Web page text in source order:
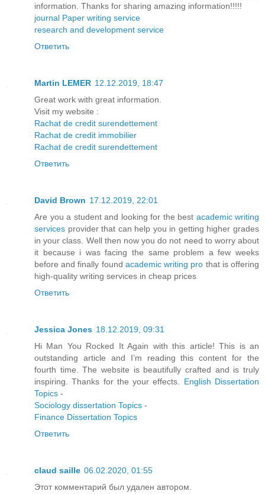
information. Thanks for sharing amazing information!!!!!
journal Paper writing service
research and development service
Ответить
Martin LEMER 12.12.2019, 18:47
Great work with great information.
Visit my website :
Rachat de credit surendettement
Rachat de credit immobilier
Rachat de credit surendettement
Ответить
David Brown 17.12.2019, 22:01
Are you a student and looking for the best academic writing
services provider that can help you in getting higher grades
in your class. Well then now you do not need to worry about
it because i was facing the same problem a few weeks
before and finally found academic writing pro that is offering
high-quality writing services in cheap prices
Ответить
Jessica Jones 18.12.2019, 09:31
Hi Man You Rocked It Again with this article! This is an
outstanding article and I’m reading this content for the
fourth time. The website is beautifully crafted and is truly
inspiring. Thanks for the your effects. English Dissertation
Topics -
Sociology dissertation Topics -
Finance Dissertation Topics
Ответить
claud saille 06.02.2020, 01:55
Этот комментарий был удален автором.